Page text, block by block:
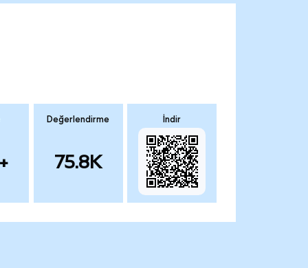
Değerlendirme
75.8K
İndir